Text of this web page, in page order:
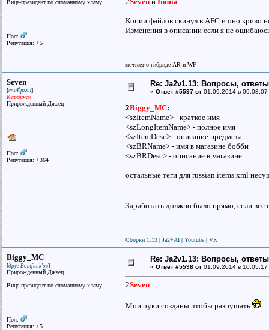
Вице-президент по сломанному хламу.
Пол:
Репутация: +5
Копии файлов скинул в AFC и оно криво
Изменения в описании если я не
мечтает о гибриде AR и WF
Seven
[семЁрыш]
Кардинал
Прирожденный Джаец
Пол:
Репутация: +364
Re: Ja2v1.13: Вопросы,
« Ответ #5597 от 01.09.2014 в 09:08:07
2Biggy_MC:
<szItemName> - краткое имя
<szLongItemName> - полное имя
<szItemDesc> - описание предмета
<szBRName> - имя в магазине бобби
<szBRDesc> - описание в магазине
остальные теги для russian.items.xml
Заработать должно было прямо, если все
Сборки 1.13 | Ja2+AI | Youtube | VK
Biggy_MC
[друг Bomfunk'ов]
Прирожденный Джаец
Вице-президент по сломанному хламу.
Пол:
Репутация: +5
Re: Ja2v1.13: Вопросы,
« Ответ #5598 от 01.09.2014 в 10:05:17
2Seven
Мои руки созданы чтобы разрушать